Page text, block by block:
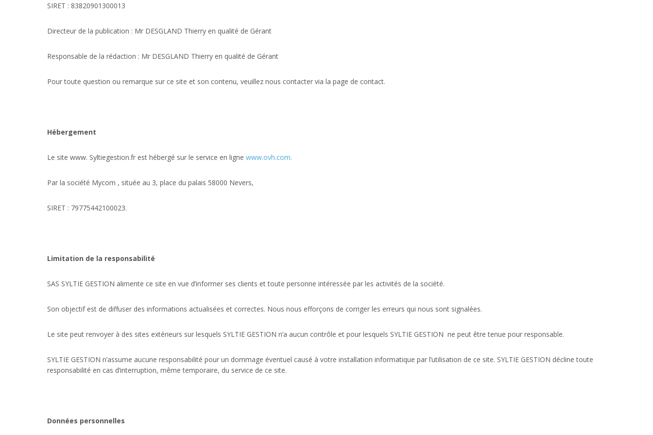
SIRET : 83820901300013
Directeur de la publication : Mr DESGLAND Thierry en qualité de Gérant
Responsable de la rédaction : Mr DESGLAND Thierry en qualité de Gérant
Pour toute question ou remarque sur ce site et son contenu, veuillez nous contacter via la page de contact.
Hébergement
Le site www. Syltiegestion.fr est hébergé sur le service en ligne www.ovh.com.
Par la société Mycom , située au 3, place du palais 58000 Nevers,
SIRET : 79775442100023.
Limitation de la responsabilité
SAS SYLTIE GESTION alimente ce site en vue d’informer ses clients et toute personne intéressée par les activités de la société.
Son objectif est de diffuser des informations actualisées et correctes. Nous nous efforçons de corriger les erreurs qui nous sont signalées.
Le site peut renvoyer à des sites extérieurs sur lesquels SYLTIE GESTION n’a aucun contrôle et pour lesquels SYLTIE GESTION ne peut être tenue pour responsable.
SYLTIE GESTION n’assume aucune responsabilité pour un dommage éventuel causé à votre installation informatique par l’utilisation de ce site. SYLTIE GESTION décline toute
responsabilité en cas d’interruption, même temporaire, du service de ce site.
Données personnelles